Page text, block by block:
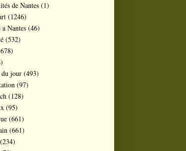
de Nantes (1)
(1246)
a Nantes (46)
(532)
du jour (493)
(97)
(128)
(95)
(661)
(661)
(234)